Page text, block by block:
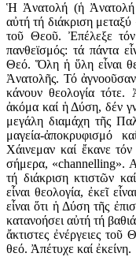
Ἡ Ἀνατολή (ἡ Ἀνατολή
αὐτή τή διάκριση
τοῦ Θεοῦ. Ἐπέλεξε
πανθεϊσμός: τά πάντα
Θεό. Ὅλη ἡ ὕλη εἶναι
Ἀνατολῆς. Τό
κάνουν θεολογία
ἀκόμα καί ἡ Δύση, δέν
μεγάλη διαμάχη τῆς
μαγεία-ἀποκρυφισμό
Χάινεμαν καί ἔκανε
σήμερα, «channelling».
τή διάκριση κτιστῶν
εἶναι θεολογία, ἐκεῖ
εἶναι ὅτι ἡ Δύση τῆς
κατανοήσει αὐτή τή
ἄκτιστες ἐνέργειες
θεό. Ἀπέτυχε καί ἐκείνη.